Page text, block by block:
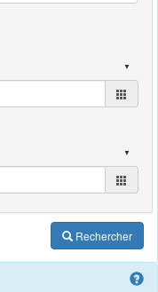
Rechercher